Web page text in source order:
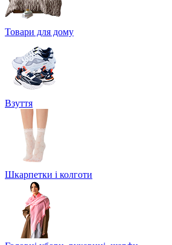
Товари для дому
Взуття
Шкарпетки і колготи